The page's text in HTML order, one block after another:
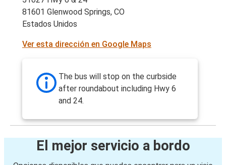
81601 Glenwood Springs, CO
Estados Unidos
Ver esta dirección en Google Maps
The bus will stop on the curbside
after roundabout including Hwy 6
and 24.
El mejor servicio a bordo